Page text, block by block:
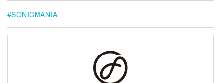
SONICMANIA